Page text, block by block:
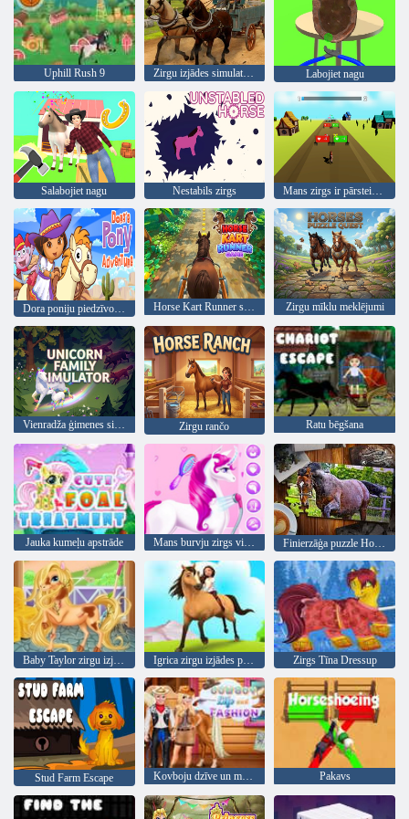
Uphill Rush 9 Zirgu izjādes simulators Labojiet nagu
Salabojiet nagu Nestabils zirgs Mans zirgs ir pārsteidzošs
Horse Kart Runner spēle Zirgu mīklu meklējumi
Vienradža ģimenes simulators Zirgu rančo Ratu bēgšana
Jauka kumeļu apstrāde Mans burvju zirgs vienradzis Finierzāģa puzzle Horses izdevums
Baby Taylor zirgu izjādes Igrica zirgu izjādes pasakas Zirgs Tīna Dressup
Stud Farm Escape Kovboju dzīve un mode Pakavs